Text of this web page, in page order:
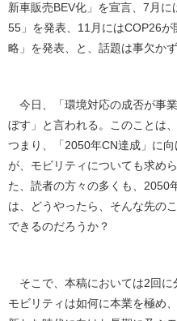
新車販売BEV化」を宣言、7月
55」を発表、11月にはCOP26
略」を発表、と、話題は事欠かず
今日、「環境対応の成否が事
ぼす」と言われる。このことは
つまり、「2050年CN達成」に
が、モビリティについても求め
た、読者の方々の多くも、2050
は、どうやったら、そんな先の
できるのだろうか？
そこで、本稿においては2回に
モビリティは如何に本業を極め